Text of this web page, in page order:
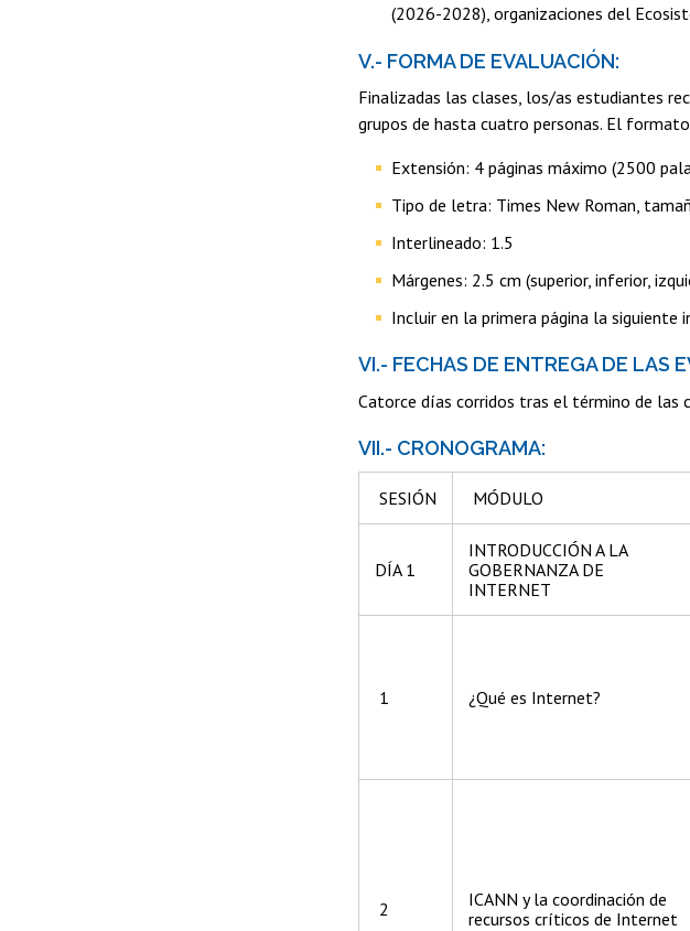
(2026-2028), organizaciones del
V.- FORMA DE EVALUACIÓN:
Finalizadas las clases, los/as estudiantes
grupos de hasta cuatro personas. El
Extensión: 4 páginas máximo (2500
Tipo de letra: Times New Roman,
Interlineado: 1.5
Márgenes: 2.5 cm (superior, inferior,
Incluir en la primera página la
VI.- FECHAS DE ENTREGA DE LAS
Catorce días corridos tras el término de las
VII.- CRONOGRAMA:
SESIÓN MÓDULO
DÍA 1
INTRODUCCIÓN A LA
GOBERNANZA DE
INTERNET
1 ¿Qué es Internet?
2
ICANN y la coordinación de
recursos críticos de Internet